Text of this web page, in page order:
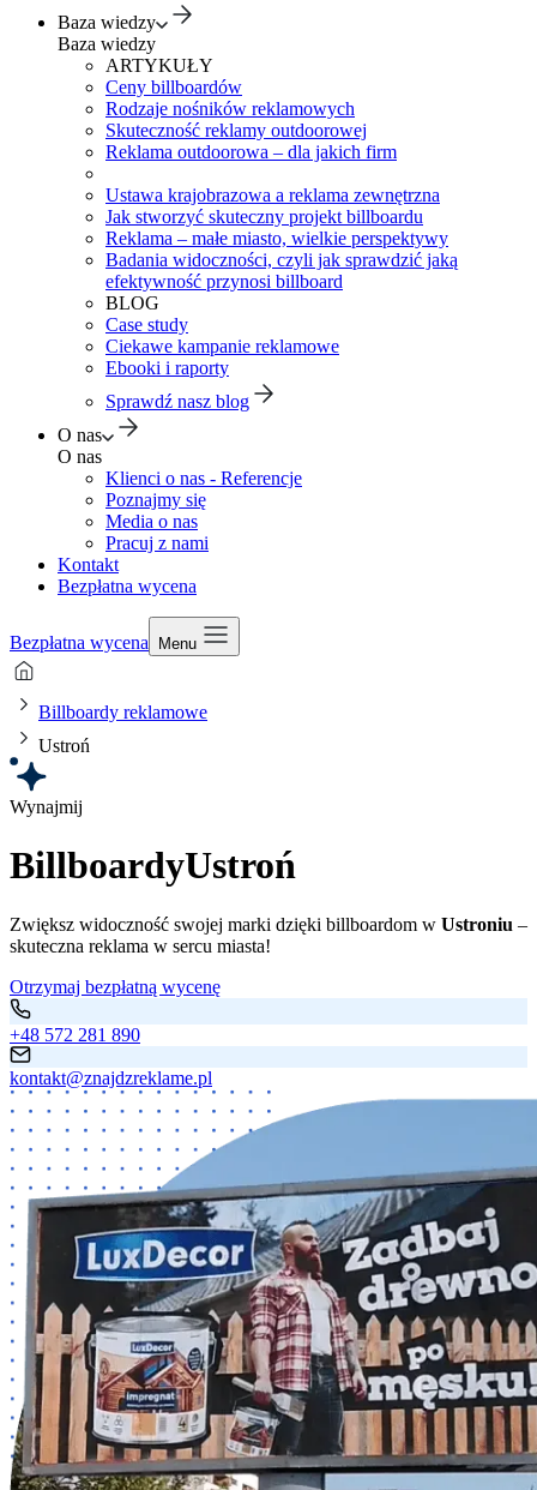
Baza wiedzy
Baza wiedzy
ARTYKUŁY
Ceny billboardów
Rodzaje nośników reklamowych
Skuteczność reklamy outdoorowej
Reklama outdoorowa – dla jakich firm
Ustawa krajobrazowa a reklama zewnętrzna
Jak stworzyć skuteczny projekt billboardu
Reklama – małe miasto, wielkie perspektywy
Badania widoczności, czyli jak sprawdzić jaką
efektywność przynosi billboard
BLOG
Case study
Ciekawe kampanie reklamowe
Ebooki i raporty
Sprawdź nasz blog
O nas
O nas
Klienci o nas - Referencje
Poznajmy się
Media o nas
Pracuj z nami
Kontakt
Bezpłatna wycena
Bezpłatna wycena Menu
Billboardy reklamowe
Ustroń
Wynajmij
BillboardyUstroń
Zwiększ widoczność swojej marki dzięki billboardom w Ustroniu –
skuteczna reklama w sercu miasta!
Otrzymaj bezpłatną wycenę
+48 572 281 890
kontakt@znajdzreklame.pl